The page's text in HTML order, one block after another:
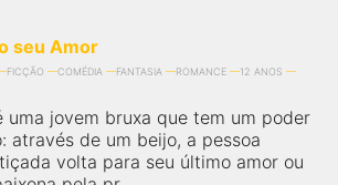
seu Amor
FICÇÃO COMÉDIA FANTASIA ROMANCE
12 ANOS
uma jovem bruxa que tem um poder
através de um beijo, a pessoa
volta para seu último amor ou